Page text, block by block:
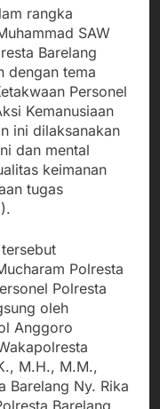
rangka
SAW
Barelang
dengan tema
Personel
Kemanusiaan
ini dilaksanakan
dan mental
keimanan
tugas
Polresta
Polresta
oleh
Anggoro
M.H., M.M.,
Barelang Ny. Rika
Barelang,